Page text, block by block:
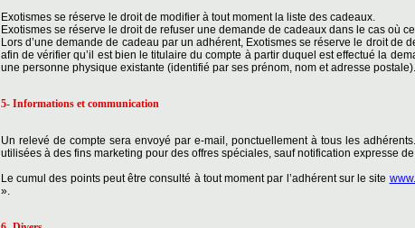
Exotismes se réserve le droit de modifier à tout moment la liste des cadeaux.
Exotismes se réserve le droit de refuser une demande de cadeaux dans le cas où
Lors d’une demande de cadeau par un adhérent, Exotismes se réserve le droit de
afin de vérifier qu’il est bien le titulaire du compte à partir duquel est effectué la
une personne physique existante (identifié par ses prénom, nom et adresse postale).
5- Informations et communication
Un relevé de compte sera envoyé par e-mail, ponctuellement à tous les
utilisées à des fins marketing pour des offres spéciales, sauf notification expresse
Le cumul des points peut être consulté à tout moment par l’adhérent sur le site
».